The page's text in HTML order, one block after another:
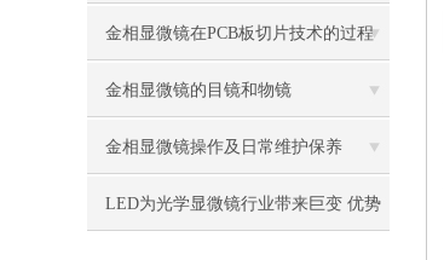
金相显微镜在PCB板切片技术的过程
控制中的作用
金相显微镜的目镜和物镜
金相显微镜操作及日常维护保养
LED为光学显微镜行业带来巨变 优势